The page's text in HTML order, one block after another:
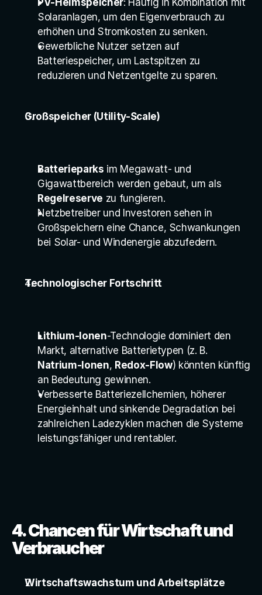
PV-Heimspeicher: Häufig in Kombination mit
Solaranlagen, um den Eigenverbrauch zu
erhöhen und Stromkosten zu senken.
Gewerbliche Nutzer setzen auf
Batteriespeicher, um Lastspitzen zu
reduzieren und Netzentgelte zu sparen.
Großspeicher (Utility-Scale)
Batterieparks im Megawatt- und
Regelreserve zu fungieren.
Netzbetreiber und Investoren sehen in
Großspeichern eine Chance, Schwankungen
bei Solar- und Windenergie abzufedern.
Technologischer Fortschritt
Lithium-Ionen-Technologie dominiert den
Natrium-Ionen, Redox-Flow) könnten künftig
an Bedeutung gewinnen.
Verbesserte Batteriezellchemien, höherer
Energieinhalt und sinkende Degradation bei
zahlreichen Ladezyklen machen die Systeme
leistungsfähiger und rentabler.
4. Chancen für Wirtschaft und
Verbraucher
Wirtschaftswachstum und Arbeitsplätze